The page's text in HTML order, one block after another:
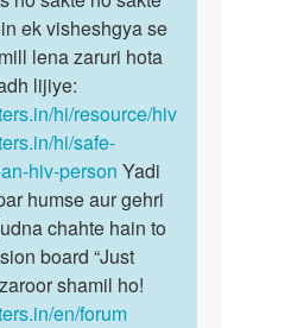
ek visheshgya se
lena zaruri hota
lijiye:
hi/resource/hiv
hi/safe-
hiv-person Yadi
humse aur gehri
chahte hain to
board “Just
shamil ho!
en/forum